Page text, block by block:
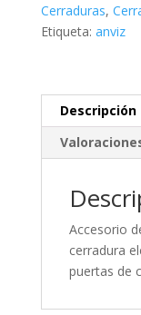
Cerraduras,
Etiqueta: anviz
Descripción
Accesorio
cerradura
puertas de